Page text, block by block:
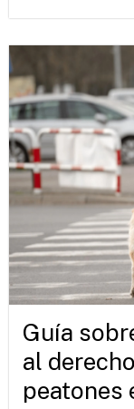
Guía
al
peatones